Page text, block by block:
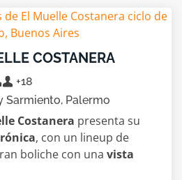
COSTANERA
+18
Sarmiento, Palermo
Costanera presenta su
, con un lineup de
boliche con una vista